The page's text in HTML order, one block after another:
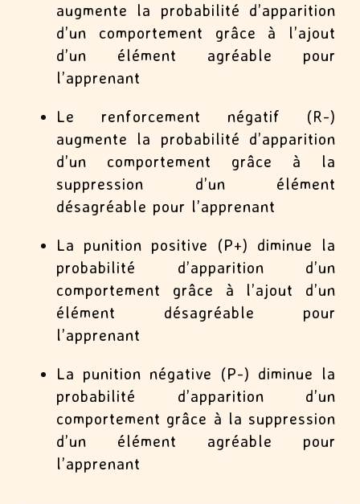
augmente la probabilité d’apparition
d’un comportement grâce à l’ajout
d’un élément agréable pour
l’apprenant
Le renforcement négatif (R-)
augmente la probabilité d’apparition
d’un comportement grâce à la
suppression d’un élément
désagréable pour l’apprenant
La punition positive (P+) diminue la
probabilité d’apparition d’un
comportement grâce à l’ajout d’un
élément désagréable pour
l’apprenant
La punition négative (P-) diminue la
probabilité d’apparition d’un
comportement grâce à la suppression
d’un élément agréable pour
l’apprenant